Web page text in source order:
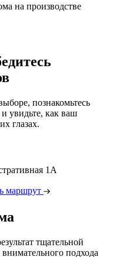
на производстве
познакомьтесь
увидьте, как ваш
глазах.
1А
маршрут
тщательной
подхода